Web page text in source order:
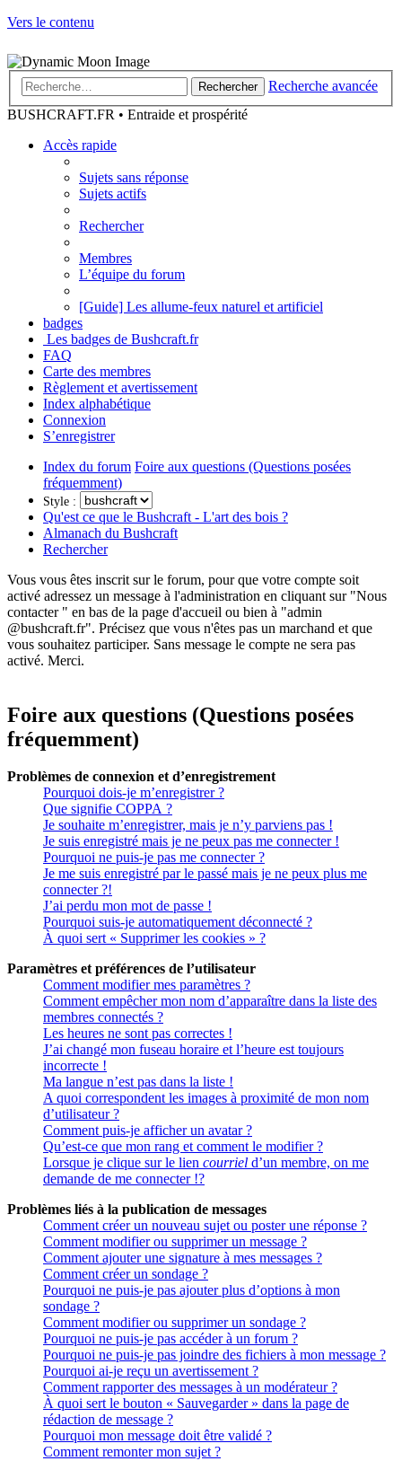
Vers le contenu
Rechercher
Recherche avancée
BUSHCRAFT.FR • Entraide et prospérité
Accès rapide
Sujets sans réponse
Sujets actifs
Rechercher
Membres
L’équipe du forum
[Guide] Les allume-feux naturel et artificiel
badges
Les badges de Bushcraft.fr
FAQ
Carte des membres
Règlement et avertissement
Index alphabétique
Connexion
S’enregistrer
Index du forum Foire aux questions (Questions posées
fréquemment)
Style :
Qu'est ce que le Bushcraft - L'art des bois ?
Almanach du Bushcraft
Rechercher
Vous vous êtes inscrit sur le forum, pour que votre compte soit
activé adressez un message à l'administration en cliquant sur "Nous
contacter " en bas de la page d'accueil ou bien à "admin
@bushcraft.fr". Précisez que vous n'êtes pas un marchand et que
vous souhaitez participer. Sans message le compte ne sera pas
activé. Merci.
Foire aux questions (Questions posées
fréquemment)
Problèmes de connexion et d’enregistrement
Pourquoi dois-je m’enregistrer ?
Que signifie COPPA ?
Je souhaite m’enregistrer, mais je n’y parviens pas !
Je suis enregistré mais je ne peux pas me connecter !
Pourquoi ne puis-je pas me connecter ?
Je me suis enregistré par le passé mais je ne peux plus me
connecter ?!
J’ai perdu mon mot de passe !
Pourquoi suis-je automatiquement déconnecté ?
À quoi sert « Supprimer les cookies » ?
Paramètres et préférences de l’utilisateur
Comment modifier mes paramètres ?
Comment empêcher mon nom d’apparaître dans la liste des
membres connectés ?
Les heures ne sont pas correctes !
J’ai changé mon fuseau horaire et l’heure est toujours
incorrecte !
Ma langue n’est pas dans la liste !
A quoi correspondent les images à proximité de mon nom
d’utilisateur ?
Comment puis-je afficher un avatar ?
Qu’est-ce que mon rang et comment le modifier ?
Lorsque je clique sur le lien courriel d’un membre, on me
demande de me connecter !?
Problèmes liés à la publication de messages
Comment créer un nouveau sujet ou poster une réponse ?
Comment modifier ou supprimer un message ?
Comment ajouter une signature à mes messages ?
Comment créer un sondage ?
Pourquoi ne puis-je pas ajouter plus d’options à mon
sondage ?
Comment modifier ou supprimer un sondage ?
Pourquoi ne puis-je pas accéder à un forum ?
Pourquoi ne puis-je pas joindre des fichiers à mon message ?
Pourquoi ai-je reçu un avertissement ?
Comment rapporter des messages à un modérateur ?
À quoi sert le bouton « Sauvegarder » dans la page de
rédaction de message ?
Pourquoi mon message doit être validé ?
Comment remonter mon sujet ?